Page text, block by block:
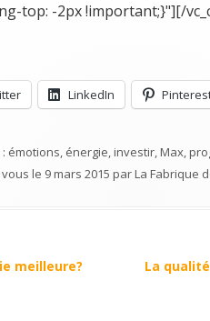
top: -2px !important;}"][/
LinkedIn
émotions, énergie,investir,Max,
vous le 9 mars 2015 parLa Fabrique
meilleure?
La